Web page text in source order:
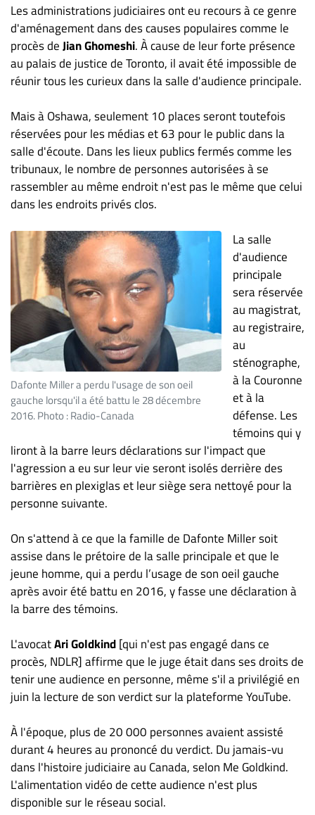
Politique de
confidentialité
Les administrations judiciaires ont eu recours à ce genre
d'aménagement dans des causes populaires comme le
procès deJian Ghomeshi. À cause de leur forte présence
au palais de justice de Toronto, il avait été impossible de
réunir tous les curieux dans la salle d'audience principale.
Mais à Oshawa, seulement 10 places seront toutefois
réservées pour les médias et 63 pour le public dans la
salle d'écoute. Dans les lieux publics fermés comme les
tribunaux, le nombre de personnes autorisées à se
rassembler au même endroit n'est pas le même que celui
dans les endroits privés clos.
Dafonte Miller a perdu l'usage de son oeil
gauche lorsqu'il a été battu le 28 décembre
2016. Photo : Radio-Canada
La salle
d'audience
principale
sera réservée
au magistrat,
au registraire,
au
sténographe,
à la Couronne
et à la
défense. Les
témoins qui y
liront à la barre leurs déclarations sur l'impact que
l'agression a eu sur leur vie seront isolés derrière des
barrières en plexiglas et leur siège sera nettoyé pour la
personne suivante.
On s'attend à ce que la famille de Dafonte Miller soit
assise dans le prétoire de la salle principale et que le
jeune homme, qui a perdu l’usage de son oeil gauche
après avoir été battu en 2016, y fasse une déclaration à
la barre des témoins.
L'avocatAri Goldkind[qui n'est pas engagé dans ce
procès, NDLR] affirme que le juge était dans ses droits de
tenir une audience en personne, même s'il a privilégié en
juin la lecture de son verdict sur la plateforme YouTube.
À l'époque, plus de 20 000 personnes avaient assisté
durant 4 heures au prononcé du verdict. Du jamais-vu
dans l'histoire judiciaire au Canada, selon Me Goldkind.
L'alimentation vidéo de cette audience n'est plus
disponible sur le réseau social.